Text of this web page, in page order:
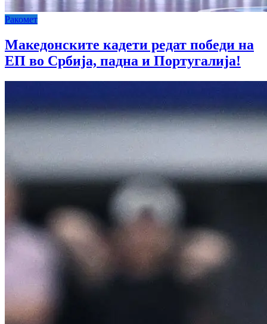
Ракомет
Македонските кадети редат победи на
ЕП во Србија, падна и Португалија!